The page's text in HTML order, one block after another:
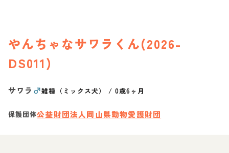
やんちゃなサワラくん(2026-
DS011)
サワラ ♂雑種（ミックス犬） /0歳6ヶ月
保護団体公益財団法人岡山県動物愛護財団